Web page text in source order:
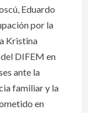
Eduardo
por la
Kristina
DIFEM en
ante la
familiar y la
en